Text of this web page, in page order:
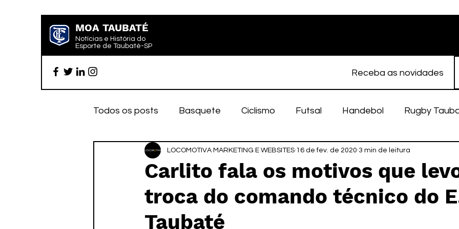
MOA TAUBATÉ
Notícias e História do
Esporte de Taubaté-SP
Receba as novidades
Todos os posts Basquete Ciclismo Futsal Handebol Rugby
Futebol profissional Esporte Feminino Atletismo EC Taubaté
Categoria de base Paralímpico Taubaté Fut7 Rugby Fut7
Carlito fala os motivos que
troca do comando técnico do
Taubaté
LOCOMOTIVA MARKETING E WEBSITES 16 de fev. de 2020 3 min de leitura